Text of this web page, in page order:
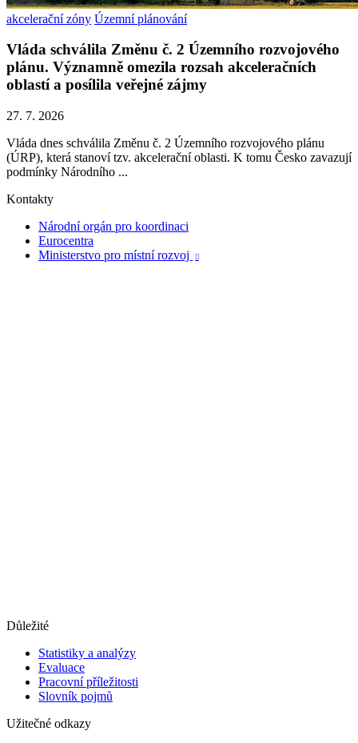
akcelerační zóny Územní plánování
Vláda schválila Změnu č. 2 Územního rozvojového
plánu. Významně omezila rozsah akceleračních
oblastí a posílila veřejné zájmy
27. 7. 2026
Vláda dnes schválila Změnu č. 2 Územního rozvojového plánu
(ÚRP), která stanoví tzv. akcelerační oblasti. K tomu Česko zavazují
podmínky Národního ...
Kontakty
Národní orgán pro koordinaci
Eurocentra
Ministerstvo pro místní rozvoj

Důležité
Statistiky a analýzy
Evaluace
Pracovní příležitosti
Slovník pojmů
Užitečné odkazy